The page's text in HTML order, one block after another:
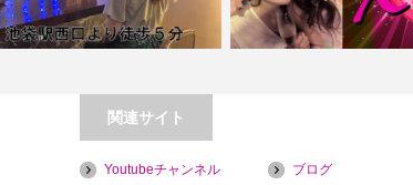
店】
ルハニー）
関連サイト
Youtubeチャンネル ブログ